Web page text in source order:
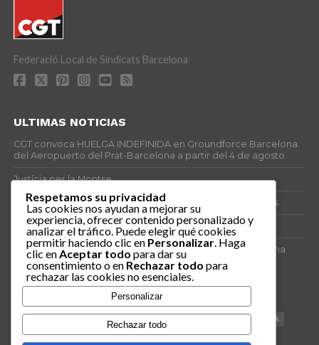
Federació Local de Sindicats Barcelona
ULTIMAS NOTICIAS
CGT convoca HUELGA INDEFINIDA en Groundforce Barcelona
del Aeropuerto del Prat-Barcelona a partir del 4 de agosto
Justícia per la Montse
25J – Día Mundial para la Prevención de los Ahogamientos
ERE encubierto en H&M Concentrix
Actes centrals 90 aniversari revolució social 1936. Programa
central i per dies. Materials de venda.
VAGA TELEMARKETING NETEJA
CONFERENCIA
DOCUMENTAL
SANITAT CATSALUT 061 ANTI-MWC
Respetamos su privacidad
Las cookies nos ayudan a mejorar su
experiencia, ofrecer contenido personalizado y
analizar el tráfico. Puede elegir qué cookies
permitir haciendo clic en Personalizar . Haga
clic en Aceptar todo para dar su
consentimiento o en Rechazar todo para
rechazar las cookies no esenciales.
Personalizar
Rechazar todo